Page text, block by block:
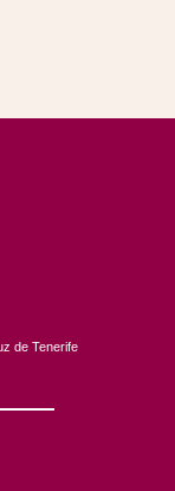
de Tenerife